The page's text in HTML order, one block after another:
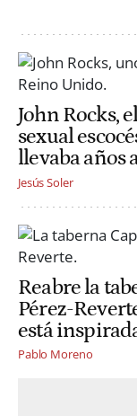
John Rocks,
sexual
llevaba años
Jesús Soler
Reabre la
Pérez-
está
Pablo Moreno